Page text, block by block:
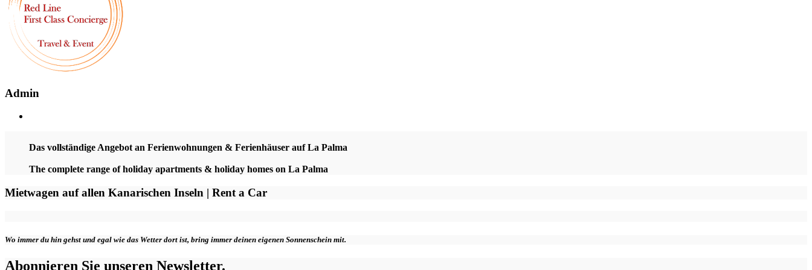
Admin
Das vollständige Angebot an Ferienwohnungen & Ferienhäuser auf La Palma
The complete range of holiday apartments & holiday homes on La Palma
Mietwagen auf allen Kanarischen Inseln | Rent a Car
Wo immer du hin gehst und egal wie das Wetter dort ist, bring immer deinen eigenen Sonnenschein mit.
Abonnieren Sie unseren Newsletter.